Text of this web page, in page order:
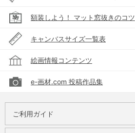
額装しよう！ マット窓抜きのコツ
キャンバスサイズ一覧表
絵画情報コンテンツ
e-画材.com 投稿作品集
ご利用ガイド